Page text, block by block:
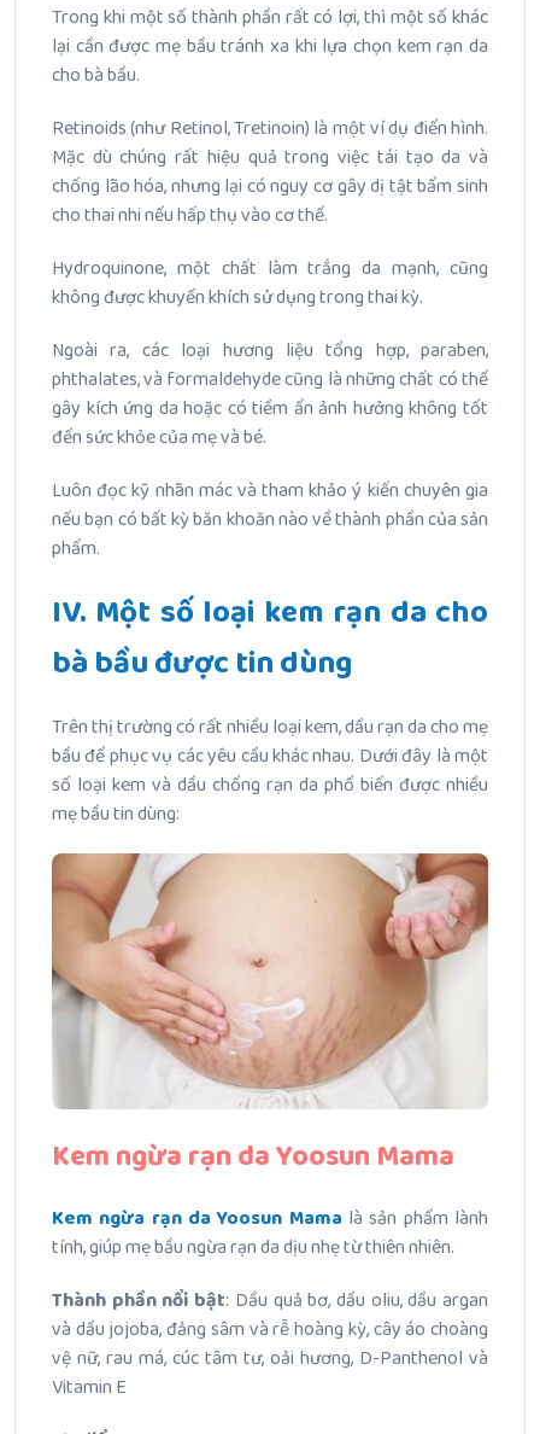
Trong khi một số thành phần rất có lợi, thì một số khác
lại cần được mẹ bầu tránh xa khi lựa chọn kem rạn da
cho bà bầu.
Retinoids (như Retinol, Tretinoin) là một ví dụ điển hình.
Mặc dù chúng rất hiệu quả trong việc tái tạo da và
chống lão hóa, nhưng lại có nguy cơ gây dị tật bẩm sinh
cho thai nhi nếu hấp thụ vào cơ thể.
Hydroquinone, một chất làm trắng da mạnh, cũng
không được khuyến khích sử dụng trong thai kỳ.
Ngoài ra, các loại hương liệu tổng hợp, paraben,
phthalates, và formaldehyde cũng là những chất có thể
gây kích ứng da hoặc có tiềm ẩn ảnh hưởng không tốt
đến sức khỏe của mẹ và bé.
Luôn đọc kỹ nhãn mác và tham khảo ý kiến chuyên gia
nếu bạn có bất kỳ băn khoăn nào về thành phần của sản
phẩm.
IV. Một số loại kem rạn da cho
bà bầu được tin dùng
Trên thị trường có rất nhiều loại kem, dầu rạn da cho mẹ
bầu để phục vụ các yêu cầu khác nhau. Dưới đây là một
số loại kem và dầu chống rạn da phổ biến được nhiều
mẹ bầu tin dùng:
Kem ngừa rạn da Yoosun Mama
Kem ngừa rạn da Yoosun Mama là sản phẩm lành
tính, giúp mẹ bầu ngừa rạn da dịu nhẹ từ thiên nhiên.
Thành phần nổi bật: Dầu quả bơ, dầu oliu, dầu argan
và dầu jojoba, đảng sâm và rễ hoàng kỳ, cây áo choàng
vệ nữ, rau má, cúc tâm tư, oải hương, D-Panthenol và
Vitamin E